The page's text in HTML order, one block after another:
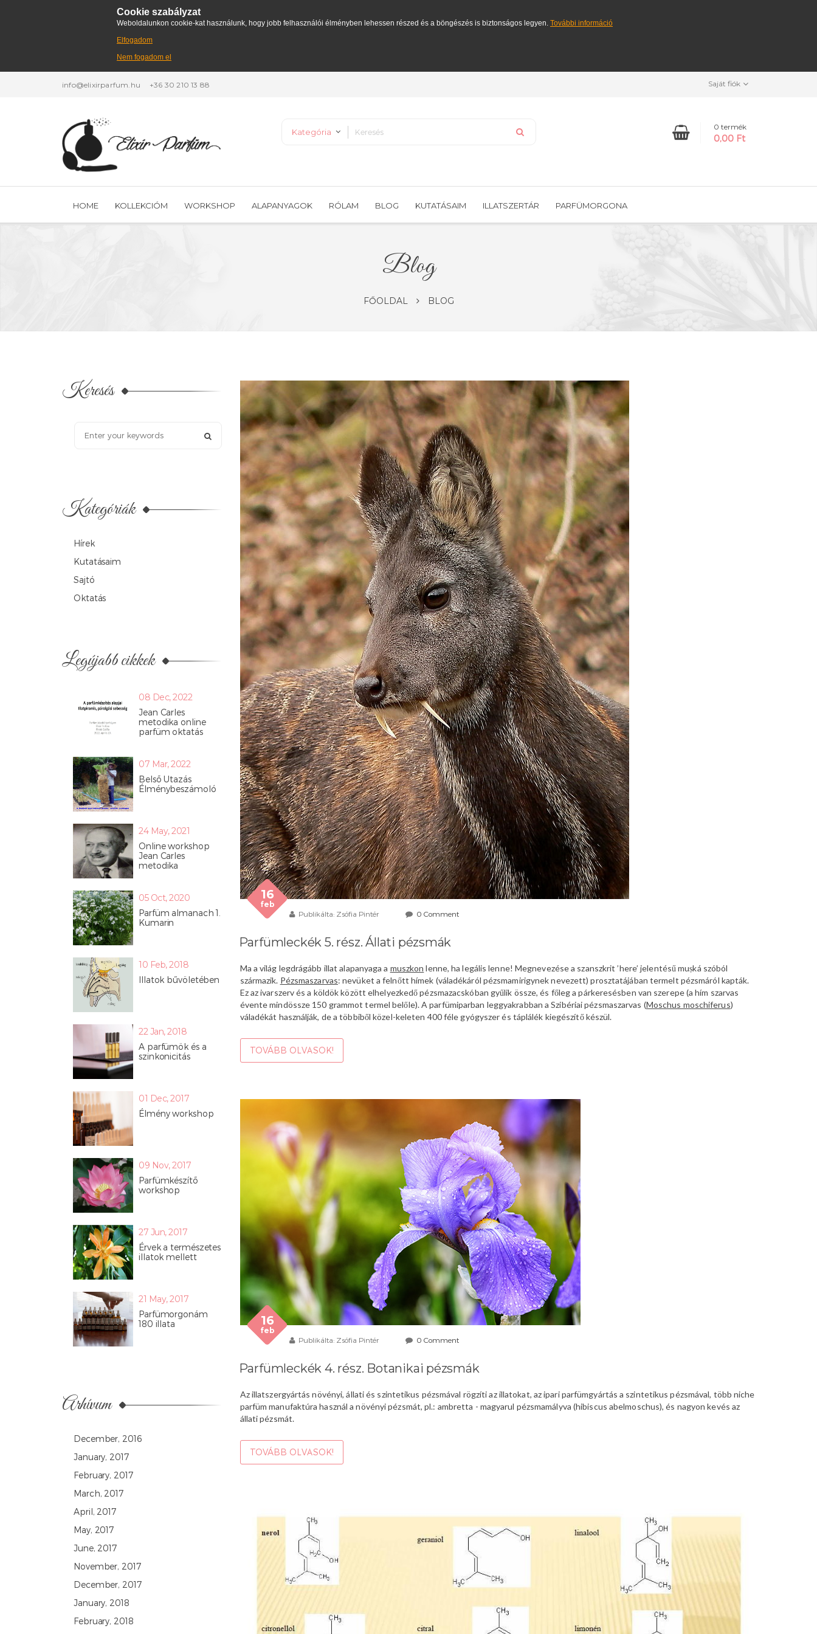
Cookie szabályzat
Weboldalunkon cookie-kat használunk, hogy jobb felhasználói élményben lehessen részed és a böngészés is biztonságos legyen. További információ
Elfogadom
Nem fogadom el
info@elixirparfum.hu +36 30 210 13 88 Saját fiók
Kategória
0 termék
0,00 Ft
HOME KOLLEKCIÓM WORKSHOP ALAPANYAGOK RÓLAM BLOG KUTATÁSAIM ILLATSZERTÁR PARFÜMORGONA
Blog
FŐOLDAL BLOG
Keresés
Kategóriák
Hírek
Kutatásaim
Sajtó
Oktatás
Legújabb cikkek
08 Dec, 2022
Jean Carles
metodika online
parfüm oktatás
07 Mar, 2022
Belső Utazás
Élménybeszámoló
24 May, 2021
Online workshop
Jean Carles
metodika
05 Oct, 2020
Parfüm almanach 1.
Kumarin
10 Feb, 2018
Illatok bűvöletében
22 Jan, 2018
A parfümök és a
szinkonicitás
01 Dec, 2017
Élmény workshop
09 Nov, 2017
Parfümkészítő
workshop
27 Jun, 2017
Érvek a természetes
illatok mellett
21 May, 2017
Parfümorgonám
180 illata
Arhívum
December, 2016
January, 2017
February, 2017
March, 2017
April, 2017
May, 2017
June, 2017
November, 2017
December, 2017
January, 2018
February, 2018
16
feb
Publikálta: Zsófia Pintér 0 Comment
Parfümleckék 5. rész. Állati pézsmák
Ma a világ legdrágább illat alapanyaga a muszkon lenne, ha legális lenne! Megnevezése a szanszkrit ’here’ jelentésű muṣká szóból
származik. Pézsmaszarvas: nevüket a felnőtt hímek (váladékáról pézsmamirigynek nevezett) prosztatájában termelt pézsmáról kapták.
Ez az ivarszerv és a köldök között elhelyezkedő pézsmazacskóban gyűlik össze, és főleg a párkeresésben van szerepe (a hím szarvas
évente mindössze 150 grammot termel belőle). A parfümiparban leggyakrabban a Szibériai pézsmaszarvas (Moschus moschiferus)
váladékát használják, de a többiből közel-keleten 400 féle gyógyszer és táplálék kiegészítő készül.
TOVÁBB OLVASOK!
16
feb
Publikálta: Zsófia Pintér 0 Comment
Parfümleckék 4. rész. Botanikai pézsmák
Az illatszergyártás növényi, állati és szintetikus pézsmával rögzíti az illatokat, az ipari parfümgyártás a szintetikus pézsmával, több niche
parfüm manufaktúra használ a növényi pézsmát, pl.: ambretta - magyarul pézsmamályva (hibiscus abelmoschus), és nagyon kevés az
állati pézsmát.
TOVÁBB OLVASOK!